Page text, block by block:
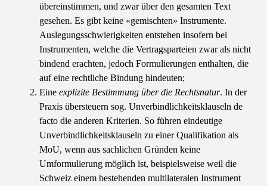
übereinstimmen, und zwar über den gesamten Text
gesehen. Es gibt keine «gemischten» Instrumente.
Auslegungsschwierigkeiten entstehen insofern bei
Instrumenten, welche die Vertragsparteien zwar als nicht
bindend erachten, jedoch Formulierungen enthalten, die
auf eine rechtliche Bindung hindeuten;
Eine explizite Bestimmung über die Rechtsnatur. In der
Praxis übersteuern sog. Unverbindlichkeitsklauseln de
facto die anderen Kriterien. So führen eindeutige
Unverbindlichkeitsklauseln zu einer Qualifikation als
MoU, wenn aus sachlichen Gründen keine
Umformulierung möglich ist, beispielsweise weil die
Schweiz einem bestehenden multilateralen Instrument